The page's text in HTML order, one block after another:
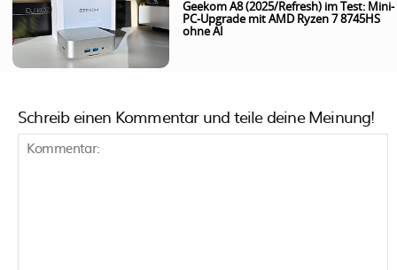
Geekom A8 (2025/Refresh) im Test: Mini-
PC-Upgrade mit AMD Ryzen 7 8745HS
ohne AI
Schreib einen Kommentar und teile deine Meinung!